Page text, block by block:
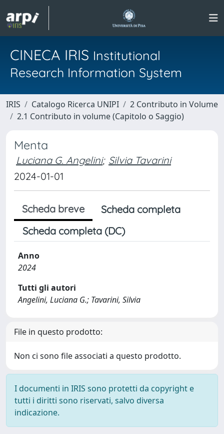
CINECA IRIS Institutional
Research Information System
IRIS Catalogo Ricerca UNIPI
2 Contributo in Volume
2.1 Contributo in volume (Capitolo o Saggio)
Menta
Luciana G. Angelini; Silvia Tavarini
2024-01-01
Scheda breve
Scheda completa
Scheda completa (DC)
Anno
2024
Tutti gli autori
Angelini, Luciana G.; Tavarini, Silvia
File in questo prodotto:
Non ci sono file associati a questo prodotto.
I documenti in IRIS sono protetti da copyright e
tutti i diritti sono riservati, salvo diversa
indicazione.